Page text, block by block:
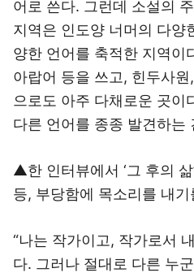
어로 쓴다. 그런데 소설의
지역은 인도양 너머의 다양
양한 언어를 축적한 지역이
아랍어 등을 쓰고, 힌두사
으로도 아주 다채로운 곳이
다른 언어를 종종 발견하는
▲한 인터뷰에서 ‘그 후의
등, 부당함에 목소리를 내
“나는 작가이고, 작가로서
다. 그러나 절대로 다른 누